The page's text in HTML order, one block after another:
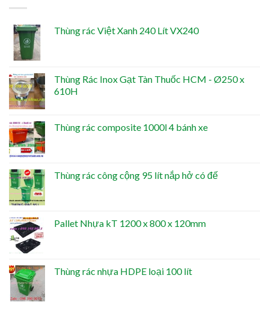
Thùng rác Việt Xanh 240 Lít VX240
Thùng Rác Inox Gạt Tàn Thuốc HCM - Ø250 x
610H
Thùng rác composite 1000l 4 bánh xe
Thùng rác công cộng 95 lít nắp hở có đế
Pallet Nhựa kT 1200 x 800 x 120mm
Thùng rác nhựa HDPE loại 100 lít